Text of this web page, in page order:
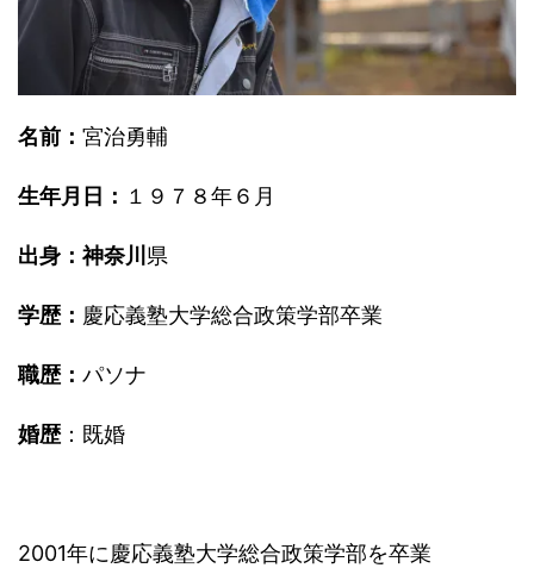
名前： 宮治勇輔
生年月日： １９７８年６月
出身：神奈川 県
学歴： 慶応義塾大学総合政策学部卒業
職歴： パソナ
婚歴 ：既婚
2001年に慶応義塾大学総合政策学部を卒業